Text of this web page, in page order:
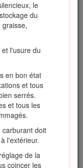
le
du
l'usure du
en bon état
et tous
serrés.
et tous les
carburant doit
l'extérieur.
de la
coincer les
ou de la
de
Si ce n'est
dans le
d'un bidon, et
avec le bord
la fin du
du
sur vos